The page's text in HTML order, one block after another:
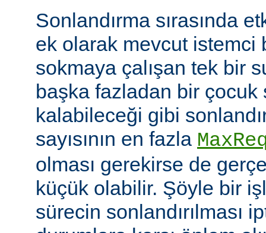
Sonlandırma sırasında
ek olarak mevcut istemci
sokmaya çalışan tek bir
başka fazladan bir çocuk
kalabileceği gibi
sayısının en fazla
olması gerekirse de
küçük olabilir. Şöyle bir
sürecin sonlandırılması